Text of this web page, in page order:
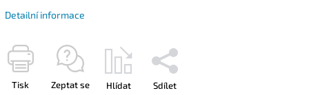
Detailní informace
Tisk Zeptat se Hlídat Sdílet